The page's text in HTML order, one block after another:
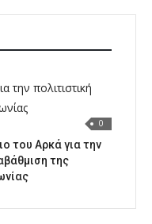
0
του Αρκά για την
της